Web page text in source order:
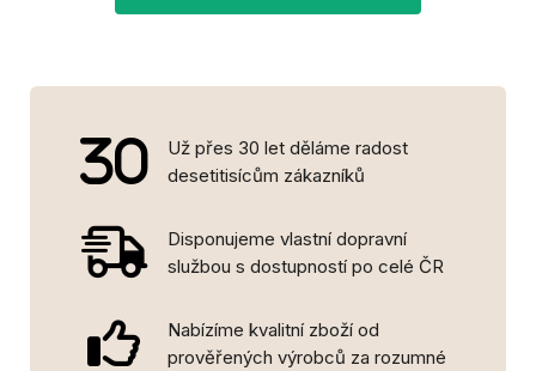
Už přes 30 let děláme radost
desetitisícům zákazníků
Disponujeme vlastní dopravní
službou s dostupností po celé ČR
Nabízíme kvalitní zboží od
prověřených výrobců za rozumné